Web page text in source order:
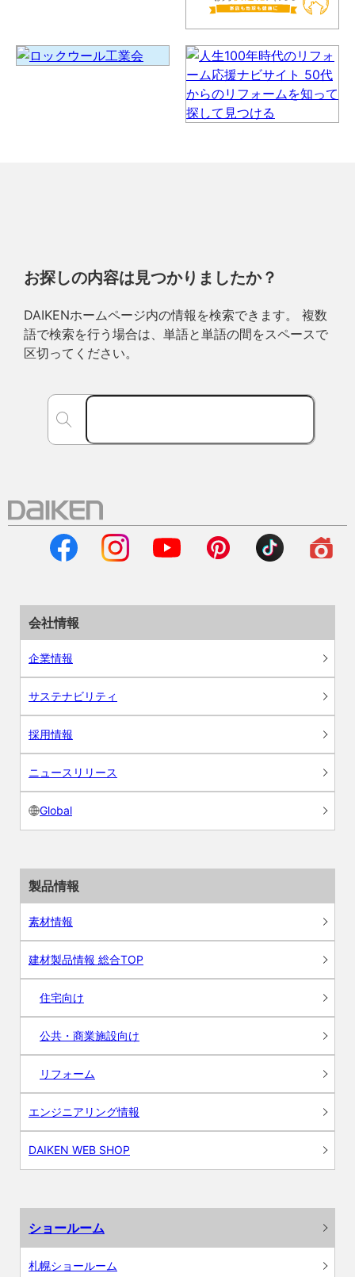
お探しの内容は見つかりましたか？
DAIKENホームページ内の情報を検索できます。 複数
語で検索を行う場合は、単語と単語の間をスペースで
区切ってください。
会社情報
企業情報
サステナビリティ
採用情報
ニュースリリース
Global
製品情報
素材情報
建材製品情報 総合TOP
住宅向け
公共・商業施設向け
リフォーム
エンジニアリング情報
DAIKEN WEB SHOP
ショールーム
札幌ショールーム